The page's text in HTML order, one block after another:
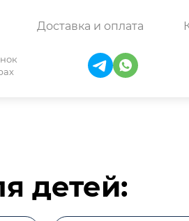
Доставка и оплата
детей: